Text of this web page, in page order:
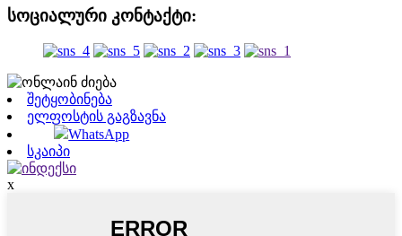
სოციალური კონტაქტი:
შეტყობინება
ელფოსტის გაგზავნა
WhatsApp
სკაიპი
x